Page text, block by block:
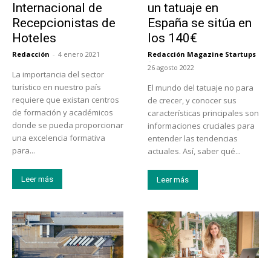
Internacional de
Recepcionistas de
Hoteles
Redacción - 4 enero 2021
La importancia del sector
turístico en nuestro país
requiere que existan centros
de formación y académicos
donde se pueda proporcionar
una excelencia formativa
para...
Leer más
un tatuaje en
España se sitúa en
los 140€
Redacción Magazine Startups
-
26 agosto 2022
El mundo del tatuaje no para
de crecer, y conocer sus
características principales son
informaciones cruciales para
entender las tendencias
actuales. Así, saber qué...
Leer más